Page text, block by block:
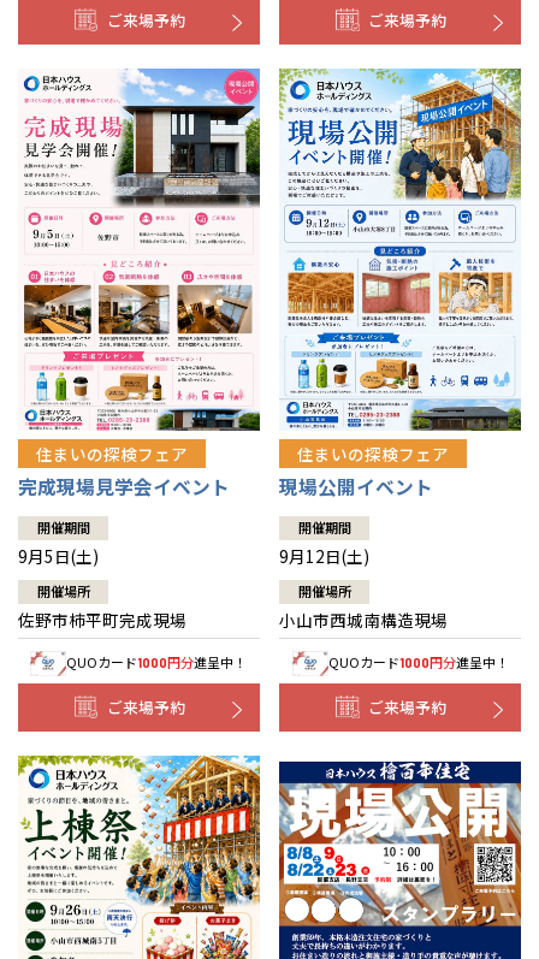
ご来場予約 ご来場予約
住まいの探検フェア
完成現場見学会イベント
開催期間
9月5日(土)
開催場所
佐野市柿平町完成現場
QUOカード1000円分進呈中！
ご来場予約
住まいの探検フェア
現場公開イベント
開催期間
9月12日(土)
開催場所
小山市西城南構造現場
QUOカード1000円分進呈中！
ご来場予約